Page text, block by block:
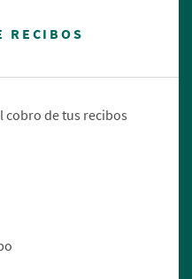
RECIBOS
cobro de tus recibos